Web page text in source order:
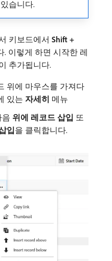
습니다.
키보드에서 Shift +
. 이렇게 하면 시작한 레
추가됩니다.
위에 마우스를 가져다
있는 자세히 메뉴
음 위에 레코드 삽입 또
입​을 클릭합니다.